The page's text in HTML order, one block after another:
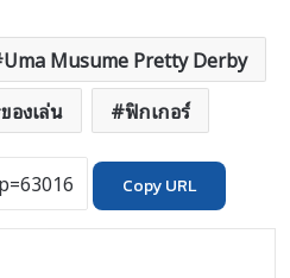
Uma Musume Pretty Derby
ของเล่น ฟิกเกอร์
Copy URL